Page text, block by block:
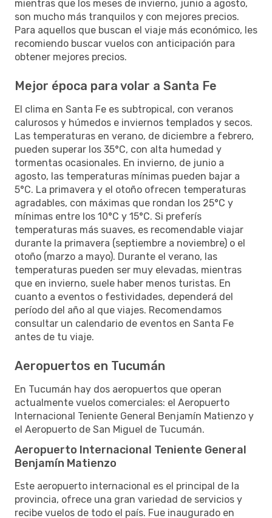
mientras que los meses de invierno, junio a agosto,
son mucho más tranquilos y con mejores precios.
Para aquellos que buscan el viaje más económico, les
recomiendo buscar vuelos con anticipación para
obtener mejores precios.
Mejor época para volar a Santa Fe
El clima en Santa Fe es subtropical, con veranos
calurosos y húmedos e inviernos templados y secos.
Las temperaturas en verano, de diciembre a febrero,
pueden superar los 35°C, con alta humedad y
tormentas ocasionales. En invierno, de junio a
agosto, las temperaturas mínimas pueden bajar a
5°C. La primavera y el otoño ofrecen temperaturas
agradables, con máximas que rondan los 25°C y
mínimas entre los 10°C y 15°C. Si preferís
temperaturas más suaves, es recomendable viajar
durante la primavera (septiembre a noviembre) o el
otoño (marzo a mayo). Durante el verano, las
temperaturas pueden ser muy elevadas, mientras
que en invierno, suele haber menos turistas. En
cuanto a eventos o festividades, dependerá del
período del año al que viajes. Recomendamos
consultar un calendario de eventos en Santa Fe
antes de tu viaje.
Aeropuertos en Tucumán
En Tucumán hay dos aeropuertos que operan
actualmente vuelos comerciales: el Aeropuerto
Internacional Teniente General Benjamín Matienzo y
el Aeropuerto de San Miguel de Tucumán.
Aeropuerto Internacional Teniente General
Benjamín Matienzo
Este aeropuerto internacional es el principal de la
provincia, ofrece una gran variedad de servicios y
recibe vuelos de todo el país. Fue inaugurado en